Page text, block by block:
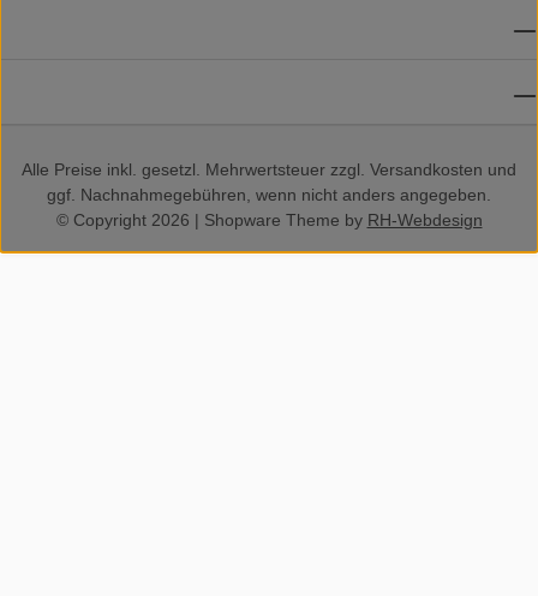
Alle Preise inkl. gesetzl. Mehrwertsteuer zzgl. Versandkosten und
ggf. Nachnahmegebühren, wenn nicht anders angegeben.
© Copyright 2026 | Shopware Theme by RH-Webdesign